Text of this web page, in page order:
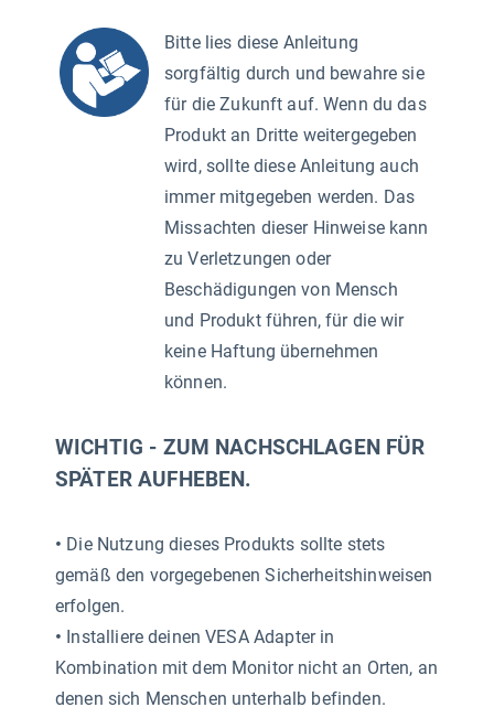
Bitte lies diese Anleitung
sorgfältig durch und bewahre sie
für die Zukunft auf. Wenn du das
Produkt an Dritte weitergegeben
wird, sollte diese Anleitung auch
immer mitgegeben werden. Das
Missachten dieser Hinweise kann
zu Verletzungen oder
Beschädigungen von Mensch
und Produkt führen, für die wir
keine Haftung übernehmen
können.
WICHTIG - ZUM NACHSCHLAGEN FÜR
SPÄTER AUFHEBEN.
• Die Nutzung dieses Produkts sollte stets
gemäß den vorgegebenen Sicherheitshinweisen
erfolgen.
• Installiere deinen VESA Adapter in
Kombination mit dem Monitor nicht an Orten, an
denen sich Menschen unterhalb befinden.